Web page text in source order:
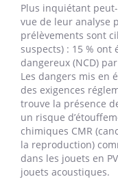
Plus inquiétant
vue de leur analyse
prélèvements sont
suspects) : 15 % ont
dangereux (NCD)
Les dangers mis en
des exigences
trouve la présence
un risque
chimiques CMR
la reproduction)
dans les jouets en
jouets acoustiques.